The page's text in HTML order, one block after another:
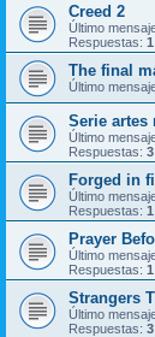
Creed 2
Último
Respuestas: 1
The final
Último
Serie artes
Último
Respuestas: 3
Forged in
Último
Respuestas: 1
Prayer
Último
Respuestas: 1
Strangers
Último
Respuestas: 3